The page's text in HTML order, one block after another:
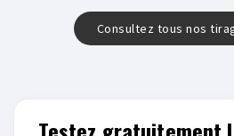
Consultez tous nos